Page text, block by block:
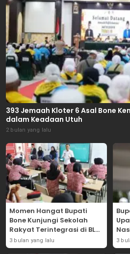
393 Jemaah Kloter 6 Asal Bone
dalam Keadaan Utuh
2 bulan yang lalu
Momen Hangat Bupati
Bone Kunjungi Sekolah
Rakyat Terintegrasi di BLK
Bajoe
3 bulan yang lalu 3